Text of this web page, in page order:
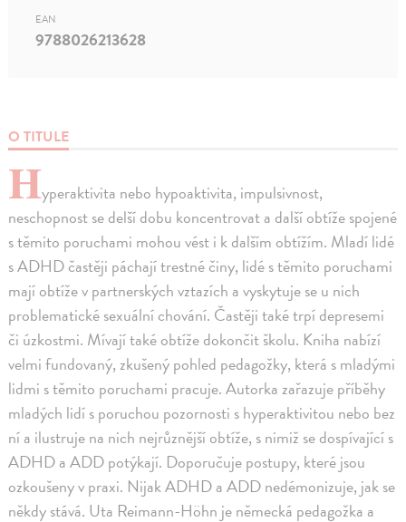
O TITULE
Hyperaktivita nebo hypoaktivita, impulsivnost,
neschopnost se delší dobu koncentrovat a další obtíže spojené
s těmito poruchami mohou vést i k dalším obtížím. Mladí lidé
s ADHD častěji páchají trestné činy, lidé s těmito poruchami
mají obtíže v partnerských vztazích a vyskytuje se u nich
problematické sexuální chování. Častěji také trpí depresemi
či úzkostmi. Mívají také obtíže dokončit školu. Kniha nabízí
velmi fundovaný, zkušený pohled pedagožky, která s mladými
lidmi s těmito poruchami pracuje. Autorka zařazuje příběhy
mladých lidí s poruchou pozornosti s hyperaktivitou nebo bez
ní a ilustruje na nich nejrůznější obtíže, s nimiž se dospívající s
ADHD a ADD potýkají. Doporučuje postupy, které jsou
ozkoušeny v praxi. Nijak ADHD a ADD nedémonizuje, jak se
někdy stává. Uta Reimann-Höhn je německá pedagožka a
EAN
9788026213628